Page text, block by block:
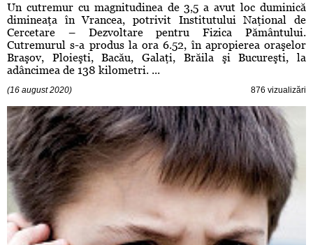
Un cutremur cu magnitudinea de 3,5 a avut loc duminică
dimineaţa în Vrancea, potrivit Institutului Naţional de
Cercetare – Dezvoltare pentru Fizica Pământului.
Cutremurul s-a produs la ora 6.52, în apropierea oraşelor
Braşov, Ploieşti, Bacău, Galaţi, Brăila şi Bucureşti, la
adâncimea de 138 kilometri. ...
(16 august 2020) 876 vizualizări